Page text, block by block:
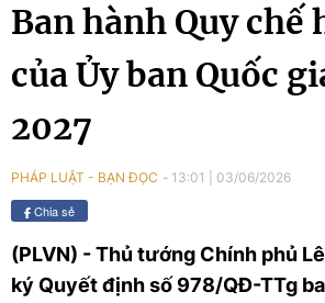
BAN QUỐC GIA
2027
Ban hành Quy chế
của Ủy ban Quốc
2027
PHÁP LUẬT - BẠN ĐỌC 13:01 03/06/2026
Chia sẻ
(PLVN) - Thủ tướng Chính phủ
ký Quyết định số 978/QĐ-TTg